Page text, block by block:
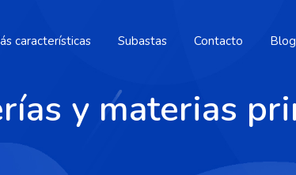
características Subastas Contacto Blog
y materias